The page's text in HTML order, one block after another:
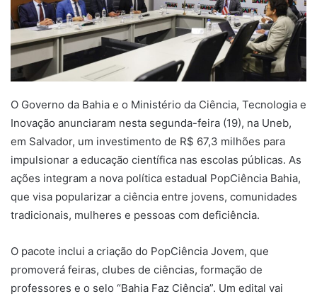
i
l
O Governo da Bahia e o Ministério da Ciência, Tecnologia e
Inovação anunciaram nesta segunda-feira (19), na Uneb,
em Salvador, um investimento de R$ 67,3 milhões para
impulsionar a educação científica nas escolas públicas. As
ações integram a nova política estadual PopCiência Bahia,
que visa popularizar a ciência entre jovens, comunidades
tradicionais, mulheres e pessoas com deficiência.
O pacote inclui a criação do PopCiência Jovem, que
promoverá feiras, clubes de ciências, formação de
professores e o selo “Bahia Faz Ciência”. Um edital vai